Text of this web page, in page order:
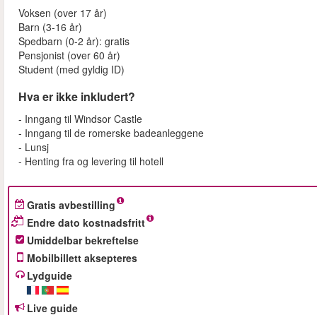
Voksen (over 17 år)
Barn (3-16 år)
Spedbarn (0-2 år): gratis
Pensjonist (over 60 år)
Student (med gyldig ID)
Hva er ikke inkludert?
- Inngang til Windsor Castle
- Inngang til de romerske badeanleggene
- Lunsj
- Henting fra og levering til hotell
Gratis avbestilling
Endre dato kostnadsfritt
Umiddelbar bekreftelse
Mobilbillett aksepteres
Lydguide
Live guide